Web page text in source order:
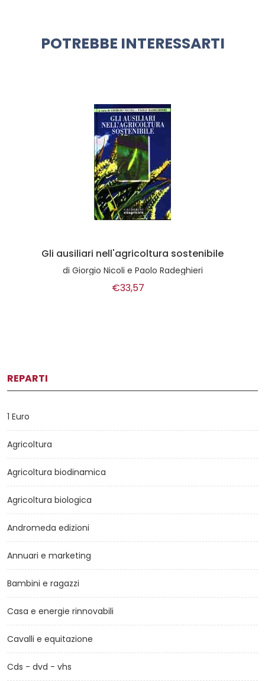
POTREBBE INTERESSARTI
Gli ausiliari nell'agricoltura sostenibile
di Giorgio Nicoli e Paolo Radeghieri
€33,57
REPARTI
1 Euro
Agricoltura
Agricoltura biodinamica
Agricoltura biologica
Andromeda edizioni
Annuari e marketing
Bambini e ragazzi
Casa e energie rinnovabili
Cavalli e equitazione
Cds - dvd - vhs